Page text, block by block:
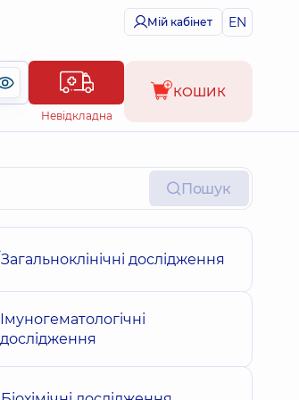
Мій кабінет EN
Невідкладна
КОШИК
Пошук
Загальноклінічні дослідження
Імуногематологічні
дослідження